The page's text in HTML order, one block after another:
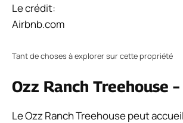
Le crédit:
Airbnb.com
Tant de choses à explorer sur cette propriété
Ozz Ranch Treehouse
Le Ozz Ranch Treehouse peut